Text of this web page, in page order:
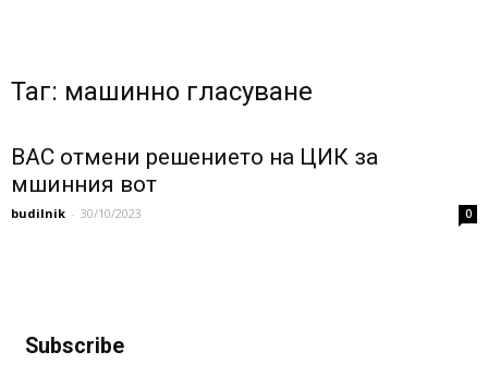
Таг: машинно гласуване
ВАС отмени решението на ЦИК за
мшинния вот
budilnik - 30/10/2023 0
Subscribe